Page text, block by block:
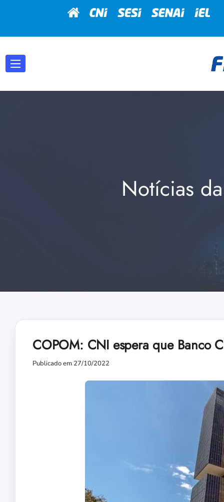
Notícias
COPOM: CNI espera que Banco
Publicado em 27/10/2022